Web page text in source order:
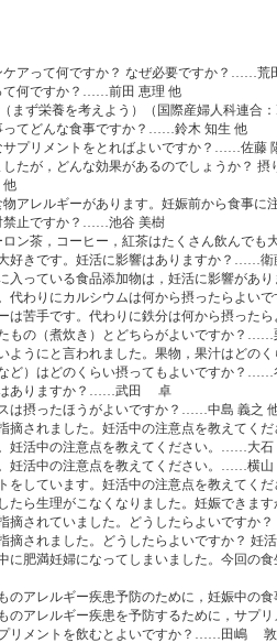
ケアって何ですか？ なぜ必要ですか？……荒
て何ですか？……前田 恵理 他
（まず栄養を考えよう）（国際産婦人科連
ってどんな食事ですか？……鈴木 知生 他
サプリメントをとればよいですか？……佐藤
たが，どんな効果があるのでしょうか？
物アレルギーがあります。妊娠前から食事
禁止ですか？……池谷 美樹
ロン茶，コーヒー，紅茶はたくさん飲んで
好きです。妊活に影響はありますか？……衛
入っている食品添加物は，妊活に影響があ
代わりにカルシウムは何から摂ったらよい
は苦手です。代わりに鉄分は何から摂った
もの（煮炊き）とどちらがよいですか？
ようにと言われました。果物，果汁はどの
ど）はどのくらい摂ってもよいですか？……
はありますか？……武田 卓
は摂ったほうがよいですか？……中島 義之
摘されました。妊活中の注意点を教えてく
妊活中の注意点を教えてください。……大石
妊活中の注意点を教えてください。……横山
をしています。妊活中の注意点を教えてく
たら生理がこなくなりました。妊娠でき
摘されていました。どうしたらよいです
摘されました。どうしたらよいですか？
に肥満妊婦になってしまいました。今回
のアレルギー疾患予防のために，妊娠中
のアレルギー疾患を予防するために，サ
プリメントを飲むとよいですか？……田嶋